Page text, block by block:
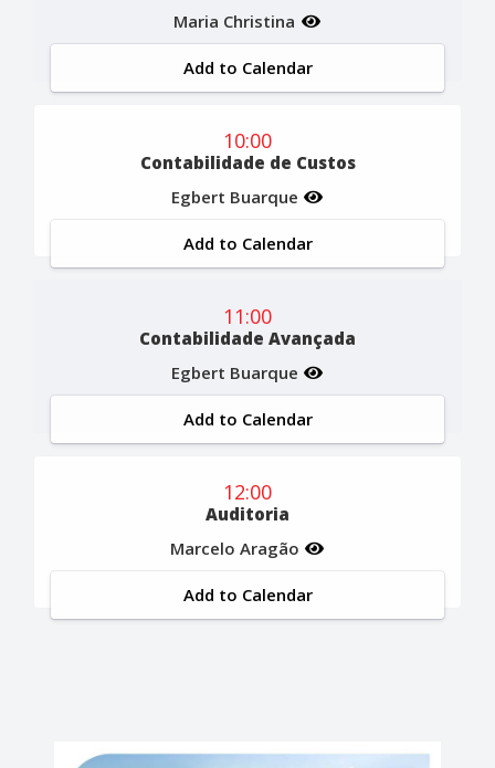
Maria Christina
Add to Calendar
10:00
Contabilidade de Custos
Egbert Buarque
Add to Calendar
11:00
Contabilidade Avançada
Egbert Buarque
Add to Calendar
12:00
Auditoria
Marcelo Aragão
Add to Calendar